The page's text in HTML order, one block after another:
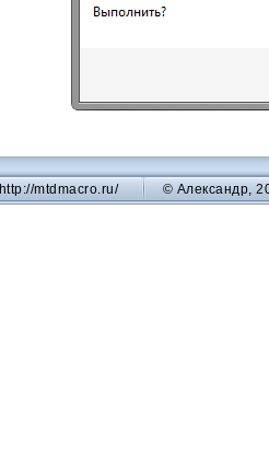
http://mtdmacro.ru/ © Александр,